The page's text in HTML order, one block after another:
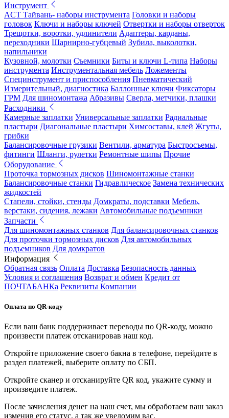
Инструмент
ACT Тайвань- наборы инструмента Головки и наборы
головок Ключи и наборы ключей Отвертки и наборы отверток
Трещотки, воротки, удлинители Адаптеры, карданы,
переходники Шарнирно-губцевый Зубила, выколотки,
напильники
Кузовной, молотки Съемники Биты и ключи L-типа Наборы
инструмента Инструментальная мебель Ложементы
Специнструмент и приспособления Пневматический
Измерительный, диагностика Баллонные ключи Фиксаторы
ГРМ Для шиномонтажа Абразивы Сверла, метчики, плашки
Расходники
Камерные заплатки Универсальные заплатки Радиальные
пластыри Диагональные пластыри Химсоставы, клей Жгуты,
грибки
Балансировочные грузики Вентили, арматура Быстросъемы,
фитинги Шланги, рулетки Ремонтные шипы Прочие
Оборудование
Проточка тормозных дисков Шиномонтажные станки
Балансировочные станки Гидравлическое Замена технических
жидкостей
Стапели, стойки, стенды Домкраты, подставки Мебель,
верстаки, сидения, лежаки Автомобильные подъемники
Запчасти
Для шиномонтажных станков Для балансировочных станков
Для проточки тормозных дисков Для автомобильных
подъемников Для домкратов
Информация
Обратная связь Оплата Доставка Безопасность данных
Условия и соглашения Возврат и обмен Кредит от
ПОЧТАБАНКа Реквизиты Компании
Оплата по QR-коду
Если ваш банк поддерживает переводы по QR-коду, можно
произвести платеж отсканировав наш код.
Откройте приложение своего бакна в телефоне, перейдите в
раздел платежей, выберите оплату по СБП.
Откройте сканер и отсканируйте QR код, укажите сумму и
произведите платеж.
После зачисления денег на наш счет, мы обработаем ваш заказ
изменив его статус, а так же уведомим вас.